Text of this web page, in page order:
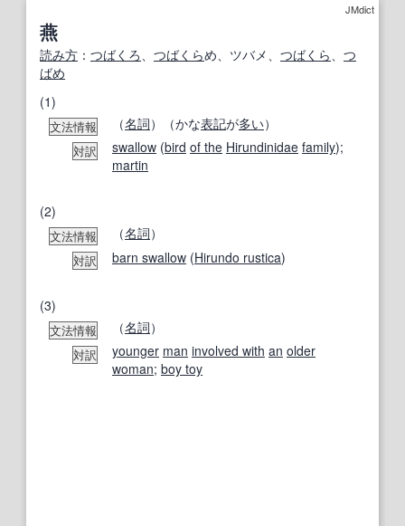
JMdict
燕
読み方 ： つばくろ つばくらめ、ツバメ、 つばくら
つ
ばめ
(1)
文法情報 （名詞）（かな表記が多い）
対訳 swallow (bird of the Hirundinidae family);
martin
(2)
文法情報 （名詞）
対訳 barn swallow (Hirundo rustica)
(3)
文法情報 （名詞）
対訳 younger man involved with an older
woman; boy toy